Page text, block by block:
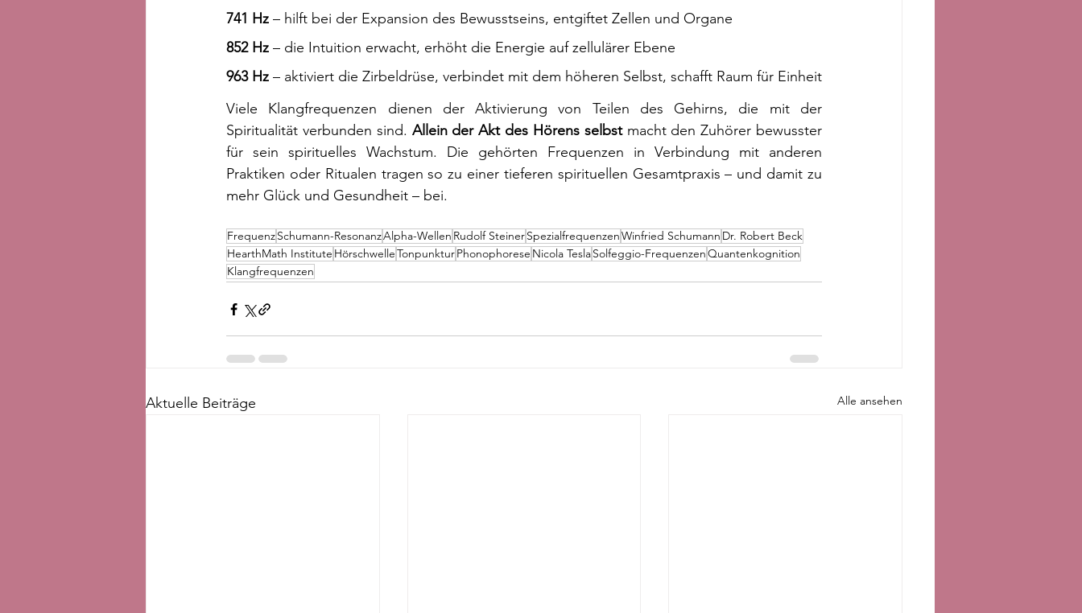
741 Hz – hilft bei der Expansion des Bewusstseins, entgiftet Zellen und Organe
852 Hz – die Intuition erwacht, erhöht die Energie auf zellulärer Ebene
963 Hz – aktiviert die Zirbeldrüse, verbindet mit dem höheren Selbst, schafft Raum für Einheit
Viele Klangfrequenzen dienen der Aktivierung von Teilen des Gehirns, die mit der
Spiritualität verbunden sind. Allein der Akt des Hörens selbst macht den Zuhörer bewusster
für sein spirituelles Wachstum. Die gehörten Frequenzen in Verbindung mit anderen
Praktiken oder Ritualen tragen so zu einer tieferen spirituellen Gesamtpraxis – und damit zu
mehr Glück und Gesundheit – bei.
FrequenzSchumann-ResonanzAlpha-Wellen Rudolf SteinerSpezialfrequenzenWinfried Schumann Dr. Robert Beck
HearthMath Institute HörschwelleTonpunkturPhonophorese Nicola TeslaSolfeggio-FrequenzenQuantenkognition
Klangfrequenzen
Aktuelle Beiträge Alle ansehen